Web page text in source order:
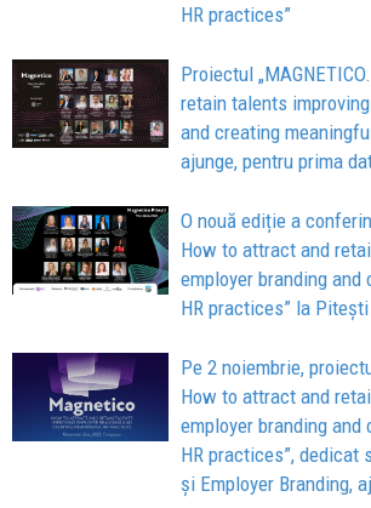
HR practices”
Proiectul
retain talents
and creating
ajunge, pentru prima
O nouă ediție a
How to attract and
employer branding
HR practices” la Pitești
Pe 2 noiembrie,
How to attract and
employer branding
HR practices”, dedicat
și Employer Branding,